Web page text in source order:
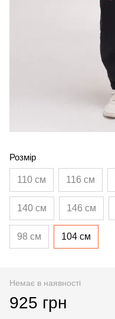
Розмір
110 см 116 см
140 см 146 см
98 см 104 см
Немає в наявності
925 грн